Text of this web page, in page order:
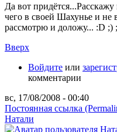
Да вот
чего в своей Шахунье и не
рассмотрю и доложу... :D ;)
Вверх
Войдите или
комментарии
вс, 17/08/2008 - 00:40
Постоянная ссылка
Натали